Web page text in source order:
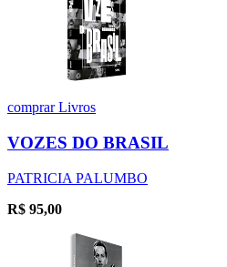
comprarLivros
VOZES DO BRASIL
PATRICIA PALUMBO
R$ 95,00